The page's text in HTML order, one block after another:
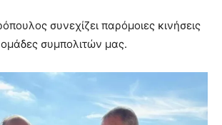
συνεχίζει παρόμοιες κινήσεις
συμπολιτών μας.